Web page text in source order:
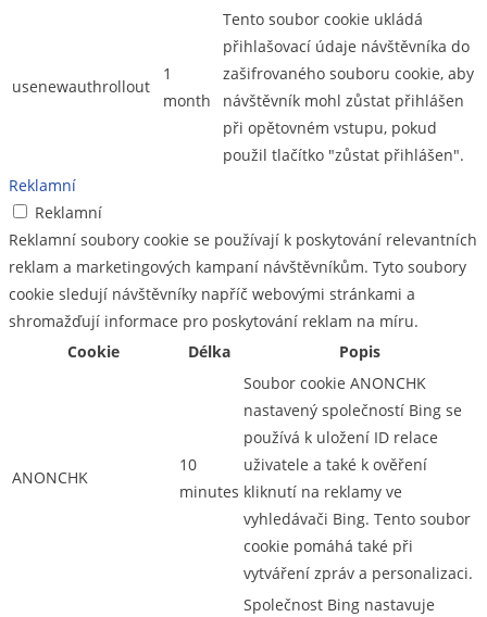
usenewauthrollout
1
month
Tento soubor cookie ukládá
přihlašovací údaje návštěvníka do
zašifrovaného souboru cookie, aby
návštěvník mohl zůstat přihlášen
při opětovném vstupu, pokud
použil tlačítko "zůstat přihlášen".
Reklamní
Reklamní
Reklamní soubory cookie se používají k poskytování relevantních
reklam a marketingových kampaní návštěvníkům. Tyto soubory
cookie sledují návštěvníky napříč webovými stránkami a
shromažďují informace pro poskytování reklam na míru.
Cookie
Délka Popis
ANONCHK
10
minutes
Soubor cookie ANONCHK
nastavený společností Bing se
používá k uložení ID relace
uživatele a také k ověření
kliknutí na reklamy ve
vyhledávači Bing. Tento soubor
cookie pomáhá také při
vytváření zpráv a personalizaci.
Společnost Bing nastavuje